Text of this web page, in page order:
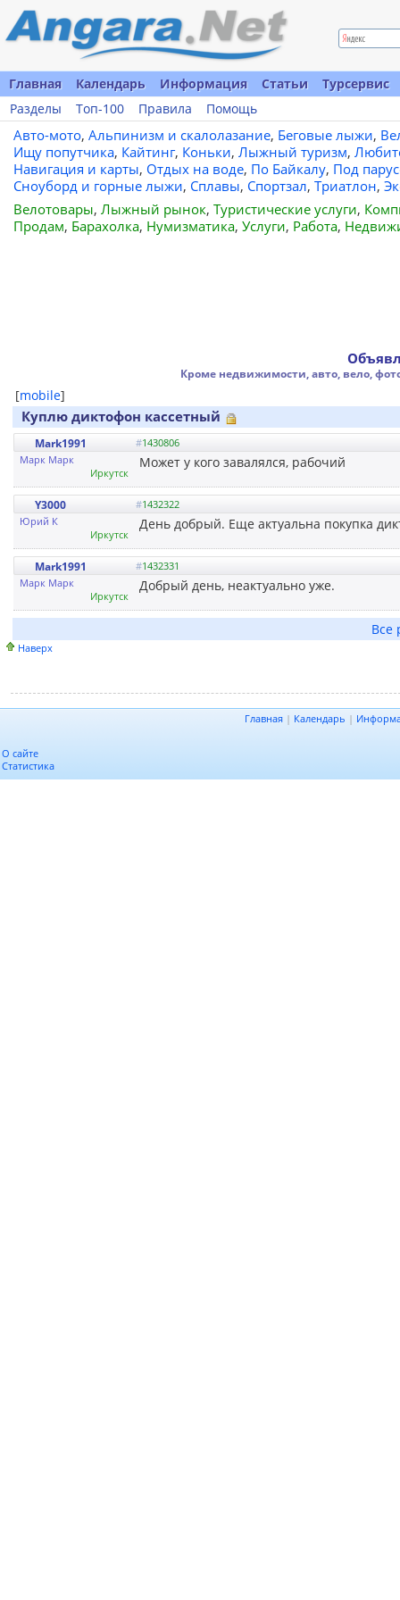
Главная Календарь Информация Статьи
Турсервис
Разделы
Топ-100 Правила Помощь
Авто-мото, Альпинизм и скалолазание, Беговые лыжи,
Ищу попутчика, Кайтинг, Коньки, Лыжный туризм,
Навигация и карты, Отдых на воде, По Байкалу, Под
Сноуборд и горные лыжи, Сплавы, Спортзал, Триатлон,
Велотовары, Лыжный рынок, Туристические услуги,
Продам, Барахолка, Нумизматика, Услуги, Работа,
Кроме недвижимости, авто, вело,
[mobile]
Куплю диктофон кассетный
Mark1991 #1430806
Марк Марк
Иркутск
Может у кого завалялся, рабочий
Y3000 #1432322
Юрий К
Иркутск
День добрый. Еще актуальна покупка
Mark1991 #1432331
Марк Марк
Иркутск
Добрый день, неактуально уже.
Все
Наверх
Главная | Календарь |
О сайте
Статистика